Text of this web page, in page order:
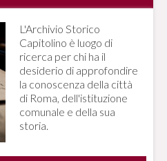
L'Archivio Storico
Capitolino è luogo di
ricerca per chi ha il
desiderio di approfondire
la conoscenza della città
di Roma, dell'istituzione
comunale e della sua
storia.